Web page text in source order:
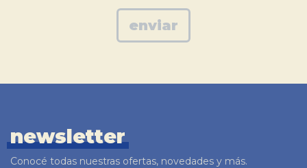
newsletter
Conocé todas nuestras ofertas, novedades y más.